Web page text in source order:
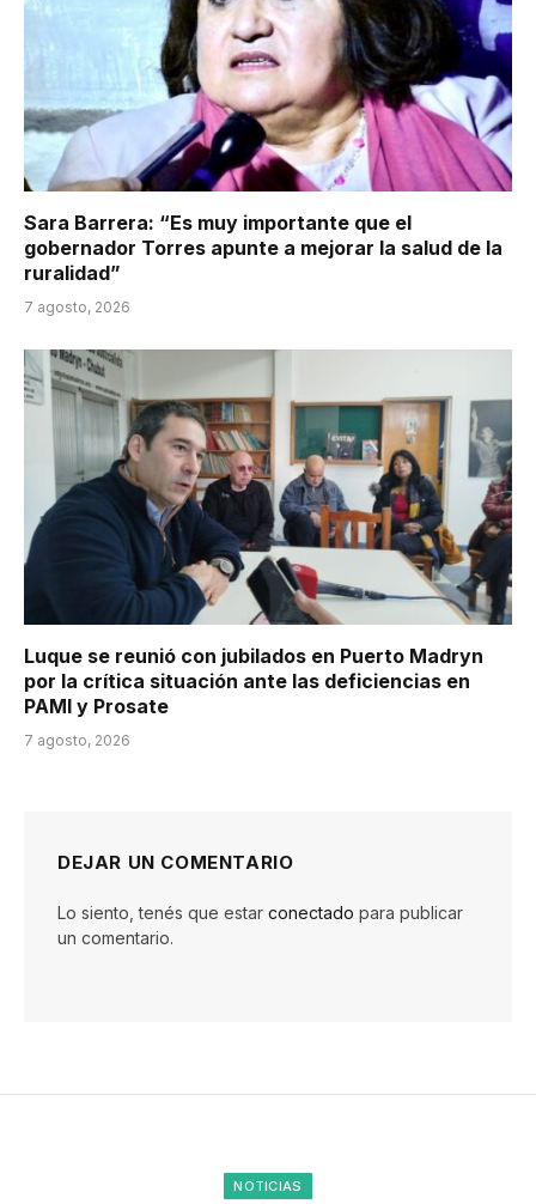
Sara Barrera: “Es muy importante que el
gobernador Torres apunte a mejorar la salud de la
ruralidad”
7 agosto, 2026
Luque se reunió con jubilados en Puerto Madryn
por la crítica situación ante las deficiencias en
PAMI y Prosate
7 agosto, 2026
DEJAR UN COMENTARIO
Lo siento, tenés que estar conectado para publicar
un comentario.
NOTICIAS